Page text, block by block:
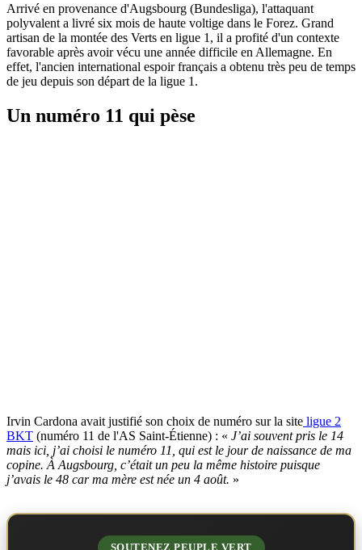
Arrivé en provenance d'Augsbourg (Bundesliga), l'attaquant
polyvalent a livré six mois de haute voltige dans le Forez. Grand
artisan de la montée des Verts en ligue 1, il a profité d'un contexte
favorable après avoir vécu une année difficile en Allemagne. En
effet, l'ancien international espoir français a obtenu très peu de temps
de jeu depuis son départ de la ligue 1.
Un numéro 11 qui pèse
Irvin Cardona avait justifié son choix de numéro sur la site ligue 2
BKT (numéro 11 de l'AS Saint-Étienne) : « J’ai souvent pris le 14
mais ici, j’ai choisi le numéro 11, qui est le jour de naissance de ma
copine. À Augsbourg, c’était un peu la même histoire puisque
j’avais le 48 car ma mère est née un 4 août. »
SOUTENEZ PEUPLE VERT